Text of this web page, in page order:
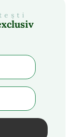
exclusiv